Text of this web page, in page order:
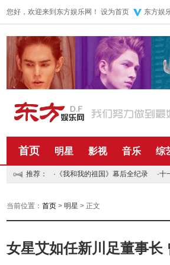
您好，欢迎来到东方娱乐网！ 设为首页 东方娱
首页 明星 影视 音乐 综
推荐： · 《我和我的祖国》幕后全纪录 ·十
当前位置： 首页 > 明星 > 正文
女星艾如任新川足董事长